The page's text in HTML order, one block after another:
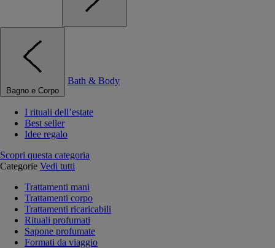
Bagno e Corpo
Bath & Body
I rituali dell’estate
Best seller
Idee regalo
Scopri questa categoria
Categorie Vedi tutti
Trattamenti mani
Trattamenti corpo
Trattamenti ricaricabili
Rituali profumati
Sapone profumate
Formati da viaggio